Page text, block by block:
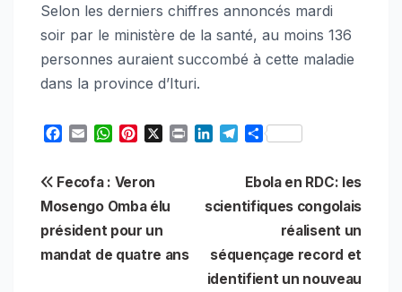
Selon les derniers chiffres annoncés mardi
soir par le ministère de la santé, au moins 136
personnes auraient succombé à cette maladie
dans la province d’Ituri.
e
b
o
o
k
i
l
W
s
A
p
p
t
e
r
e
s
e
n
g
m
S
r
e
Navigation
de
l’article
Ebola en RDC: les
scientifiques congolais
réalisent un
séquençage record et
identifient un nouveau
Fecofa : Veron
Mosengo Omba élu
président pour un
mandat de quatre ans